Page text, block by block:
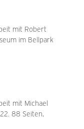
mit Robert
im Bellpark
mit Michael
88 Seiten,